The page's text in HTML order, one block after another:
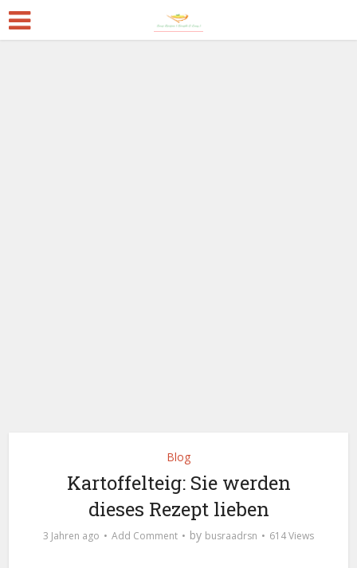
Blog
Kartoffelteig: Sie werden
dieses Rezept lieben
3 Jahren ago Add Comment by busraadrsn 614 Views